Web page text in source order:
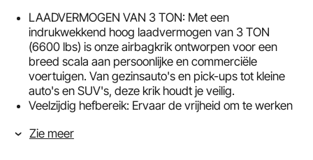
LAADVERMOGEN VAN 3 TON: Met een
indrukwekkend hoog laadvermogen van 3 TON
(6600 lbs) is onze airbagkrik ontworpen voor een
breed scala aan persoonlijke en commerciële
voertuigen. Van gezinsauto's en pick-ups tot kleine
auto's en SUV's, deze krik houdt je veilig.
Veelzijdig hefbereik: Ervaar de vrijheid om te werken
airbagkrik heeft een hefhoogtebereik van 140-450
Zie meer